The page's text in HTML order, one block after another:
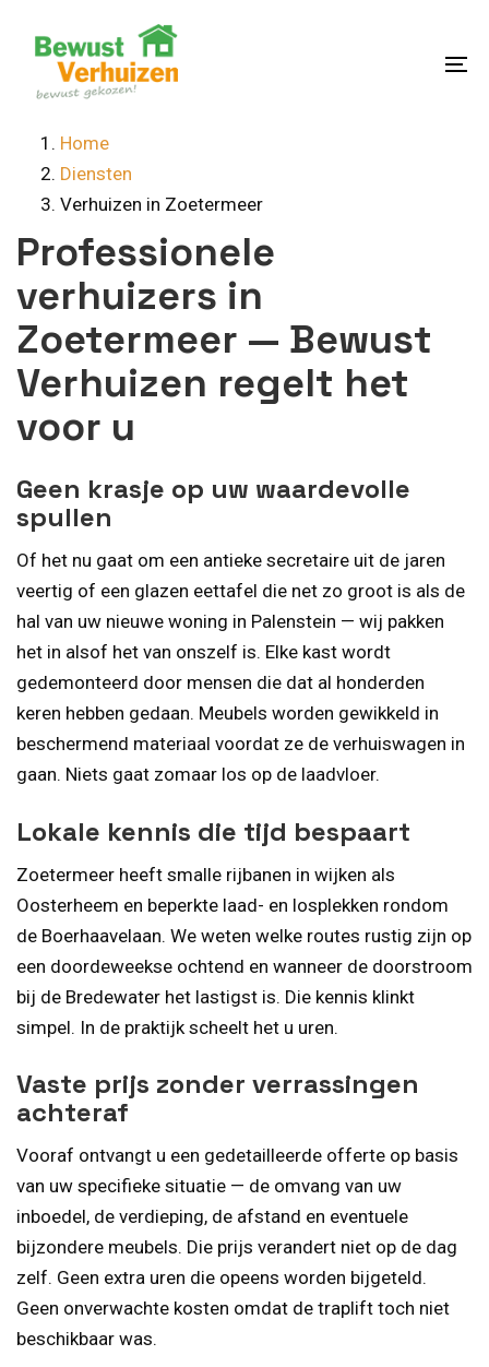
content
Home
Diensten
Verhuizen in Zoetermeer
Professionele
verhuizers in
Zoetermeer — Bewust
Verhuizen regelt het
voor u
Geen krasje op uw waardevolle
spullen
Of het nu gaat om een antieke secretaire uit de jaren
veertig of een glazen eettafel die net zo groot is als de
hal van uw nieuwe woning in Palenstein — wij pakken
het in alsof het van onszelf is. Elke kast wordt
gedemonteerd door mensen die dat al honderden
keren hebben gedaan. Meubels worden gewikkeld in
beschermend materiaal voordat ze de verhuiswagen in
gaan. Niets gaat zomaar los op de laadvloer.
Lokale kennis die tijd bespaart
Zoetermeer heeft smalle rijbanen in wijken als
Oosterheem en beperkte laad- en losplekken rondom
de Boerhaavelaan. We weten welke routes rustig zijn op
een doordeweekse ochtend en wanneer de doorstroom
bij de Bredewater het lastigst is. Die kennis klinkt
simpel. In de praktijk scheelt het u uren.
Vaste prijs zonder verrassingen
achteraf
Vooraf ontvangt u een gedetailleerde offerte op basis
van uw specifieke situatie — de omvang van uw
inboedel, de verdieping, de afstand en eventuele
bijzondere meubels. Die prijs verandert niet op de dag
zelf. Geen extra uren die opeens worden bijgeteld.
Geen onverwachte kosten omdat de traplift toch niet
beschikbaar was.